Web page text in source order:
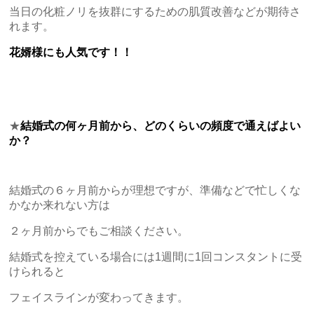
当日の化粧ノリを抜群にするための肌質改善などが期待さ
れます。
花婿様にも人気です！！
★結婚式の何ヶ月前から、どのくらいの頻度で通えばよい
か？
結婚式の６ヶ月前からが理想ですが、準備などで忙しくな
かなか来れない方は
２ヶ月前からでもご相談ください。
結婚式を控えている場合には1週間に1回コンスタントに受
けられると
フェイスラインが変わってきます。